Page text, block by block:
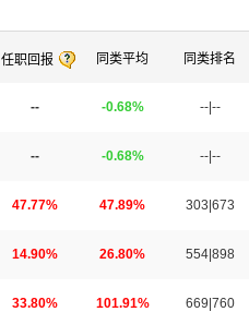
任职回报 同类平均 同类排名
-- -0.68% --|--
-- -0.68% --|--
47.77% 47.89% 303|673
14.90% 26.80% 554|898
33.80% 101.91% 669|760